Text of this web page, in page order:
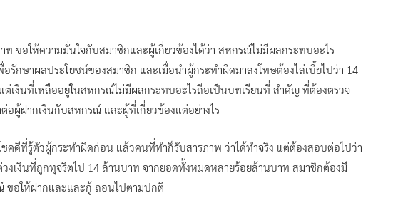
ขอให้ความมั่นใจกับสมาชิกและผู้เกี่ยวข้องได้ว่า สหกรณ์ไม่มีผลกระทบอะไร
อรักษาผลประโยชน์ของสมาชิก และเมื่อนำผู้กระทำผิดมาลงโทษต้องไล่เบี้ยไปว่า 14
ต่เงินที่เหลืออยู่ในสหกรณ์ไม่มีผลกระทบอะไรถือเป็นบทเรียนที่ สำคัญ ที่ต้องตรวจ
ผู้ฝากเงินกับสหกรณ์ และผู้ที่เกี่ยวข้องแต่อย่างไร
คดีที่รู้ตัวผู้กระทำผิดก่อน แล้วคนที่ทำก็รับสารภาพ ว่าได้ทำจริง แต่ต้องสอบต่อไปว่า
งเงินที่ถูกทุจริตไป 14 ล้านบาท จากยอดทั้งหมดหลายร้อยล้านบาท สมาชิกต้องมี
ขอให้ฝากและและกู้ ถอนไปตามปกติ